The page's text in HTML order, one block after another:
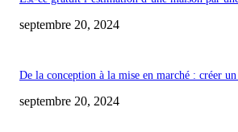
septembre 20, 2024
De la conception à la mise en marché : créer
septembre 20, 2024